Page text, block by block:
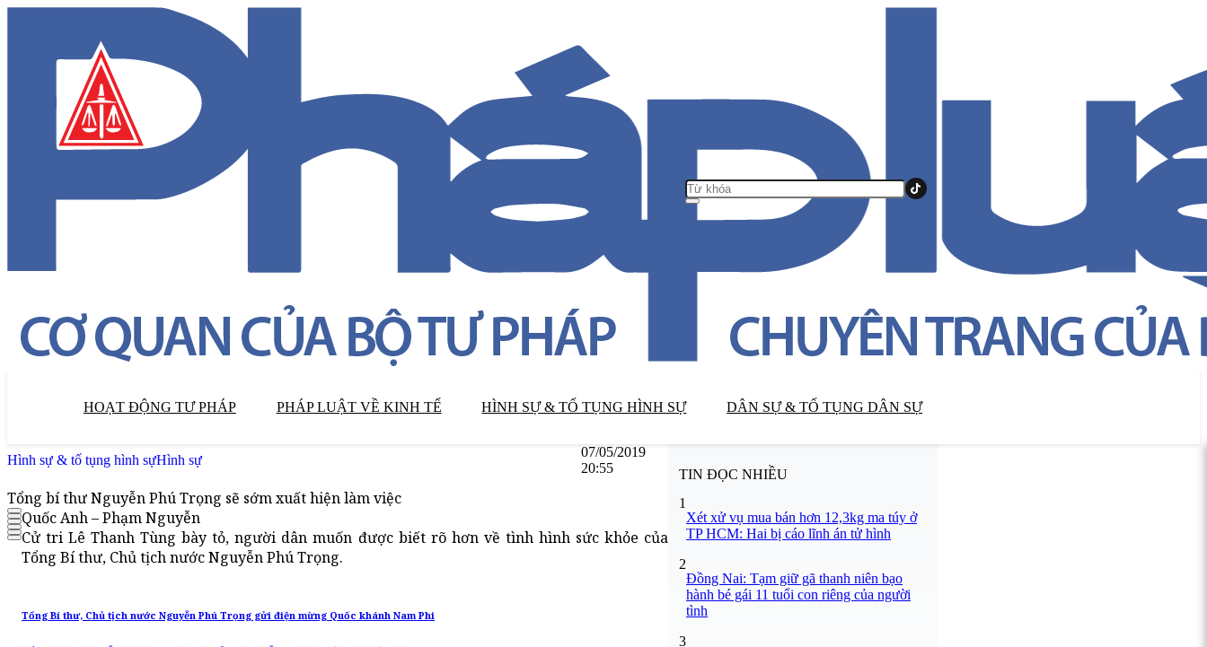
HOẠT ĐỘNG TƯ PHÁP PHÁP LUẬT VỀ KINH TẾ HÌNH SỰ & TỐ TỤNG HÌNH SỰ DÂN SỰ & TỐ TỤNG DÂN SỰ
Hình sự & tố tụng hình sựHình sự
07/05/2019
20:55
Tổng bí thư Nguyễn Phú Trọng sẽ sớm xuất hiện làm việc
Quốc Anh – Phạm Nguyễn
Cử tri Lê Thanh Tùng bày tỏ, người dân muốn được biết rõ hơn về tình hình sức khỏe của
Tổng Bí thư, Chủ tịch nước Nguyễn Phú Trọng.
Tổng Bí thư, Chủ tịch nước Nguyễn Phú Trọng gửi điện mừng Quốc khánh Nam Phi
TIN ĐỌC NHIỀU
1
Xét xử vụ mua bán hơn 12,3kg ma túy ở
TP HCM: Hai bị cáo lĩnh án tử hình
2
Đồng Nai: Tạm giữ gã thanh niên bạo
hành bé gái 11 tuổi con riêng của người
tình
3